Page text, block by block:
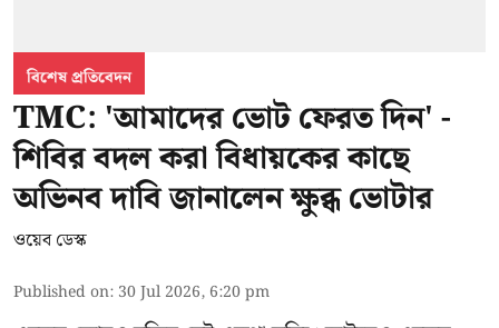
বিশেষ প্রতিবেদন
TMC: 'আমাদের ভোট ফেরত দিন' -
শিবির বদল করা বিধায়কের কাছে
অভিনব দাবি জানালেন ক্ষুব্ধ ভোটার
ওয়েব ডেস্ক
Published on: 30 Jul 2026, 6:20 pm